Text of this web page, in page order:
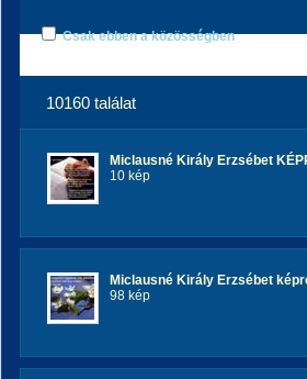
Csak ebben a közösségben
10160 találat
Miclausné Király Erzsébet
10 kép
Miclausné Király Erzsébet
98 kép